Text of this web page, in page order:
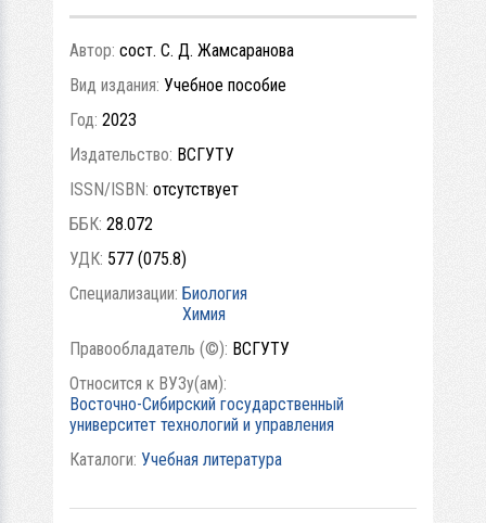
Автор: сост. С. Д. Жамсаранова
Вид издания: Учебное пособие
Год: 2023
Издательство: ВСГУТУ
ISSN/ISBN: отсутствует
ББК: 28.072
УДК: 577 (075.8)
Специализации: Биология
Химия
Правообладатель (©): ВСГУТУ
Относится к ВУЗу(ам):
Восточно-Сибирский государственный
университет технологий и управления
Каталоги: Учебная литература